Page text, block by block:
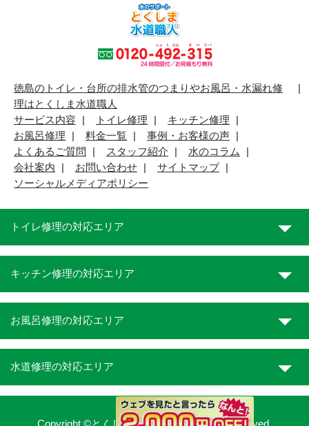
徳島のトイレ・台所の排水管のつまりやお風呂・水漏れ修
理はとくしま水道職人
サービス内容
トイレ修理
キッチン修理
お風呂修理
料金一覧
事例・お客様の声
よくあるご質問
スタッフ紹介
水のコラム
会社案内
お問い合わせ
サイトマップ
ソーシャルメディアポリシー
トイレ修理の対応エリア
キッチン修理の対応エリア
お風呂修理の対応エリア
水道修理の対応エリア